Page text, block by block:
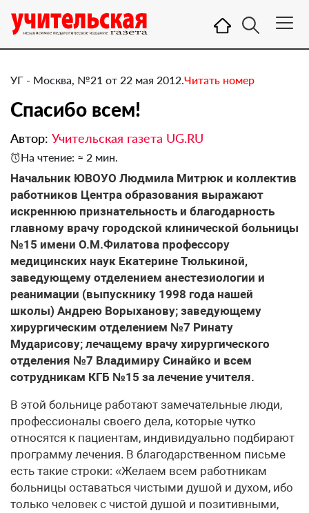
УГ - Москва, №21 от 22 мая 2012.Читать номер
​Спасибо всем!
Автор: Учительская газета UG.RU
На чтение: ≈ 2 мин.
Начальник ЮВОУО Людмила Митрюк и коллектив
работников Центра образования выражают
искреннюю признательность и благодарность
главному врачу городской клинической больницы
№15 имени О.М.Филатова профессору
медицинских наук Екатерине Тюлькиной,
заведующему отделением анестезиологии и
реанимации (выпускнику 1998 года нашей
школы) Андрею Ворыханову; заведующему
хирургическим отделением №7 Ринату
Мударисову; лечащему врачу хирургического
отделения №7 Владимиру Синайко и всем
сотрудникам КГБ №15 за лечение учителя.
В этой больнице работают замечательные люди,
профессионалы своего дела, которые чутко
относятся к пациентам, индивидуально подбирают
программу лечения. В благодарственном письме
есть такие строки: «Желаем всем работникам
больницы оставаться чистыми душой и духом, ибо
только человек с чистой душой и позитивными,